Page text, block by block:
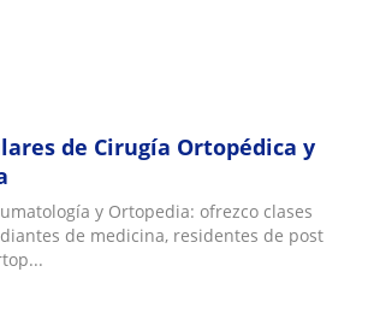
de Cirugía Ortopédica y
y Ortopedia: ofrezco clases
de medicina, residentes de post